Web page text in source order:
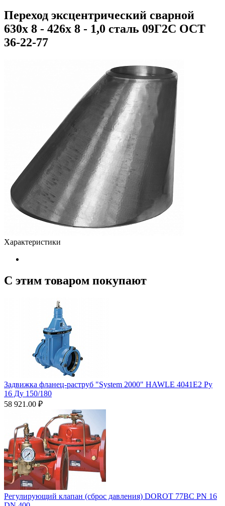
Переход эксцентрический сварной
630х 8 - 426х 8 - 1,0 сталь 09Г2С ОСТ
36-22-77
Характеристики
С этим товаром покупают
Задвижка фланец-раструб "System 2000" HAWLE 4041Е2 Ру
16 Ду 150/180
58 921.00 ₽
Регулирующий клапан (сброс давления) DOROT 77BC PN 16